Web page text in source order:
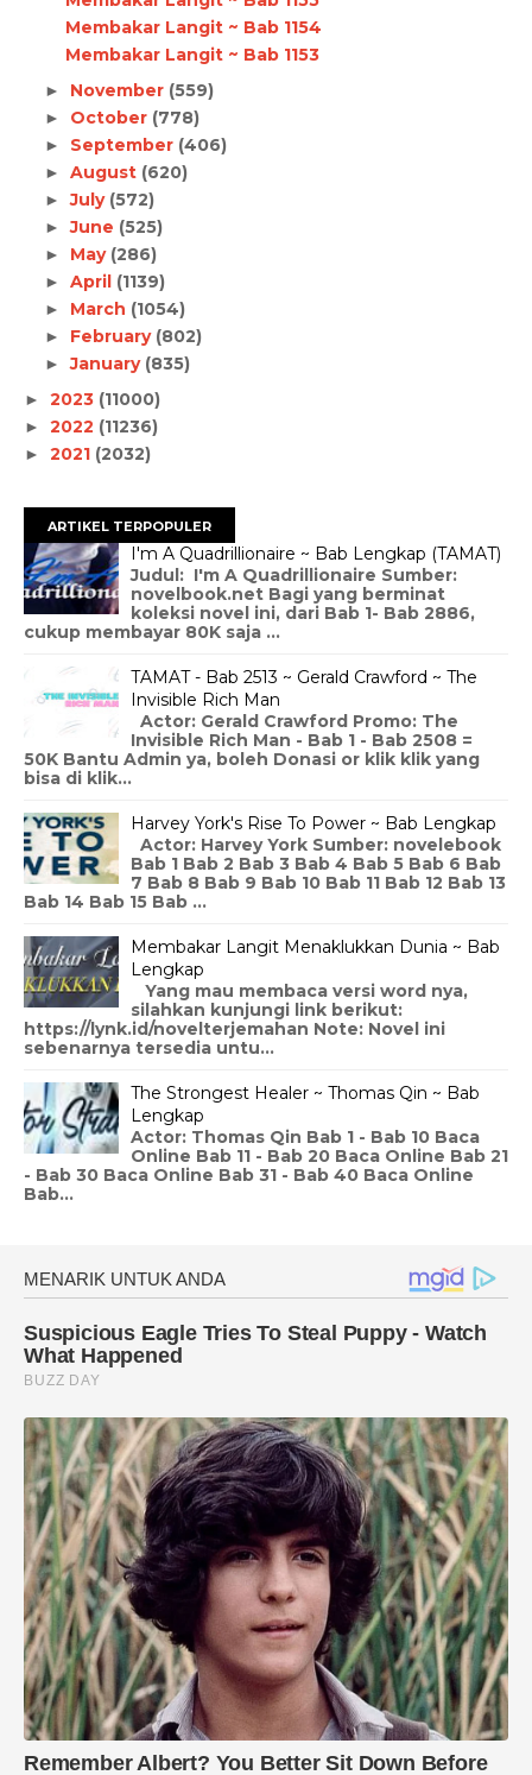
Membakar Langit ~ Bab 1154
Membakar Langit ~ Bab 1153
► November (559)
► October (778)
► September (406)
► August (620)
►July (572)
►June (525)
► May (286)
► April (1139)
► March (1054)
► February (802)
►January (835)
► 2023 (11000)
► 2022 (11236)
► 2021 (2032)
ARTIKEL TERPOPULER
I'm A Quadrillionaire ~ Bab Lengkap (TAMAT)
Judul: I'm A Quadrillionaire Sumber:
novelbook.net Bagi yang berminat
koleksi novel ini, dari Bab 1- Bab 2886,
cukup membayar 80K saja ...
TAMAT - Bab 2513 ~ Gerald Crawford ~ The
Invisible Rich Man
Actor: Gerald Crawford Promo: The
Invisible Rich Man - Bab 1 - Bab 2508 =
50K Bantu Admin ya, boleh Donasi or klik klik yang
bisa di klik...
Harvey York's Rise To Power ~ Bab Lengkap
Actor: Harvey York Sumber: novelebook
Bab 1 Bab 2 Bab 3 Bab 4 Bab 5 Bab 6 Bab
7 Bab 8 Bab 9 Bab 10 Bab 11 Bab 12 Bab 13
Bab 14 Bab 15 Bab ...
Membakar Langit Menaklukkan Dunia ~ Bab
Lengkap
Yang mau membaca versi word nya,
silahkan kunjungi link berikut:
https://lynk.id/novelterjemahan Note: Novel ini
sebenarnya tersedia untu...
The Strongest Healer ~ Thomas Qin ~ Bab
Lengkap
Actor: Thomas Qin Bab 1 - Bab 10 Baca
Online Bab 11 - Bab 20 Baca Online Bab 21
- Bab 30 Baca Online Bab 31 - Bab 40 Baca Online
Bab...